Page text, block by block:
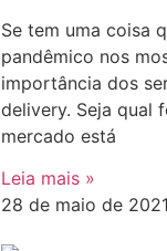
Se tem uma coisa
pandêmico nos
importância dos
delivery. Seja qual
mercado está
Leia mais »
28 de maio de 2021